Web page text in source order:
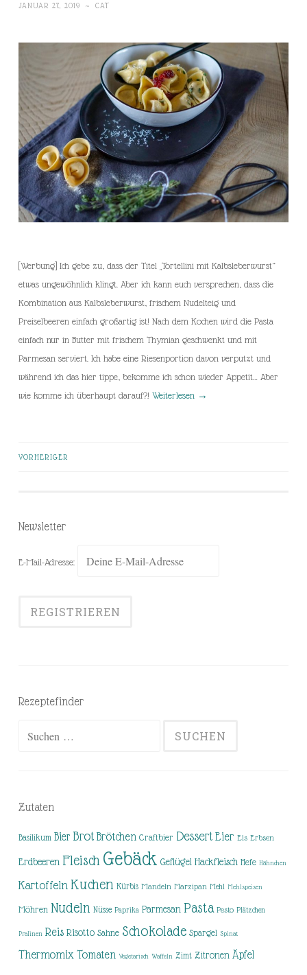
JANUAR 27, 2019 ~ CAT
[Werbung] Ich gebe zu, dass der Titel „Tortellini mit Kalbsleberwurst“
etwas ungewöhnlich klingt. Aber ich kann euch versprechen, dass die
Kombination aus Kalbsleberwurst, frischem Nudelteig und
Preiselbeeren einfach großartig ist! Nach dem Kochen wird die Pasta
einfach nur in Butter mit frischem Thymian geschwenkt und mit
Parmesan serviert. Ich habe eine Riesenportion davon verputzt und
während ich das hier tippe, bekomme ich schon wieder Appetit… Aber
wie komme ich überhaupt darauf?! Weiterlesen →
Beiträge-
VORHERIGER
Newsletter
E-Mail-Adresse:
Rezeptefinder
Zutaten
Basilikum Bier Brot Brötchen Craftbier Dessert Eier Eis Erbsen
Erdbeeren Fleisch Gebäck Geflügel Hackfleisch Hefe Hähnchen
Kartoffeln Kuchen Kürbis Mandeln Marzipan Mehl Mehlspeisen
Möhren Nudeln Nüsse Paprika Parmesan Pasta Pesto Plätzchen
Pralinen Reis Risotto Sahne Schokolade Spargel Spinat
Thermomix Tomaten Vegetarisch Waffeln Zimt Zitronen Äpfel